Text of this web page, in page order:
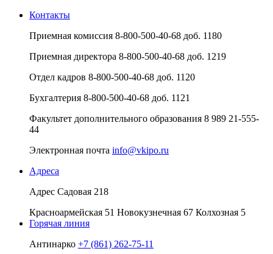
Контакты
Приемная комиссия 8-800-500-40-68 доб. 1180
Приемная директора 8-800-500-40-68 доб. 1219
Отдел кадров 8-800-500-40-68 доб. 1120
Бухгалтерия 8-800-500-40-68 доб. 1121
Факультет дополнительного образования 8 989 21-555-
44
Электронная почта info@vkipo.ru
Адреса
Адрес Садовая 218
Красноармейская 51 Новокузнечная 67 Колхозная 5
Горячая линия
Антинарко +7 (861) 262-75-11